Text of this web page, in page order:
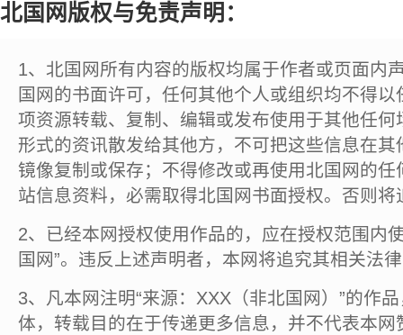
北国网版权与免责声明：
1、北国网所有内容的版权均属于作者或页面内
国网的书面许可，任何其他个人或组织均不得
项资源转载、复制、编辑或发布使用于其他任
形式的资讯散发给其他方，不可把这些信息在
镜像复制或保存；不得修改或再使用北国网的
站信息资料，必需取得北国网书面授权。否则将
2、已经本网授权使用作品的，应在授权范围内
国网”。违反上述声明者，本网将追究其相关法
3、凡本网注明“来源：XXX（非北国网）”的作
体，转载目的在于传递更多信息，并不代表本